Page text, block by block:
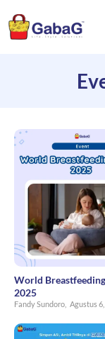
ke
konten
World
2025
Fandy Sundoro, Agustus